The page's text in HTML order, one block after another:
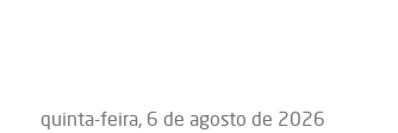
quinta-feira, 6 de agosto de 2026